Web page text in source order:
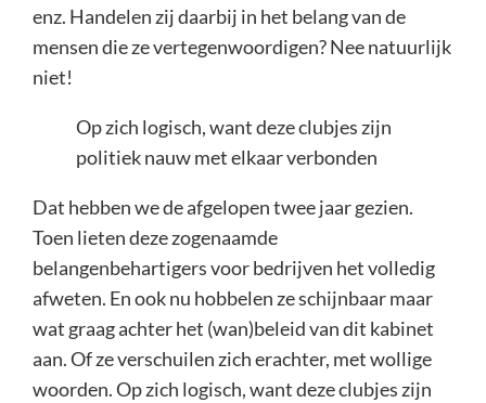
enz. Handelen zij daarbij in het belang van de
mensen die ze vertegenwoordigen? Nee natuurlijk
niet!
Op zich logisch, want deze clubjes zijn
politiek nauw met elkaar verbonden
Dat hebben we de afgelopen twee jaar gezien.
Toen lieten deze zogenaamde
belangenbehartigers voor bedrijven het volledig
afweten. En ook nu hobbelen ze schijnbaar maar
wat graag achter het (wan)beleid van dit kabinet
aan. Of ze verschuilen zich erachter, met wollige
woorden. Op zich logisch, want deze clubjes zijn